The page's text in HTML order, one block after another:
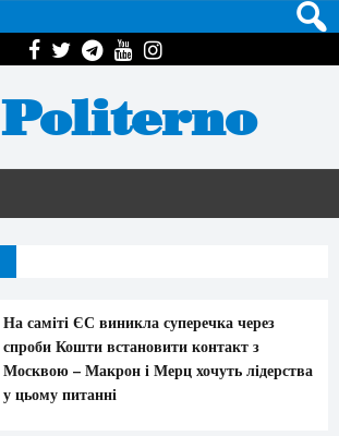
Politerno
На саміті ЄС виникла суперечка через
спроби Кошти встановити контакт з
Москвою – Макрон і Мерц хочуть лідерства
у цьому питанні